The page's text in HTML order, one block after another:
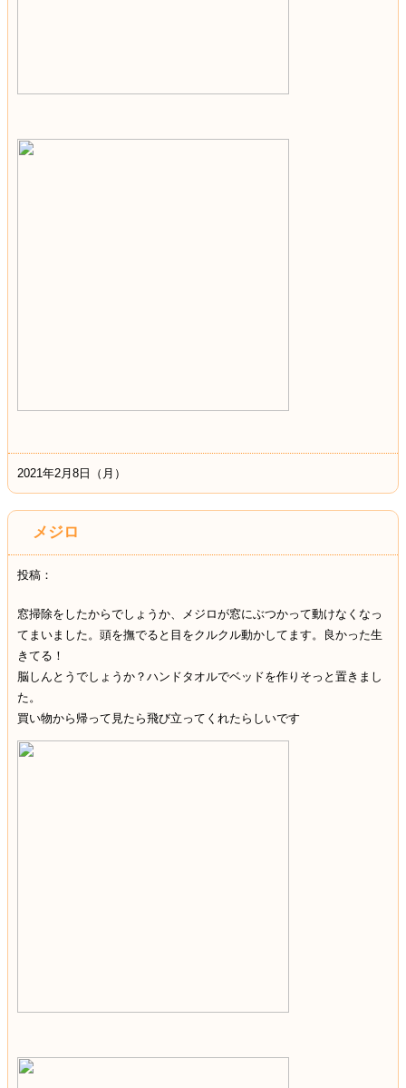
2021年2月8日（月）
メジロ
投稿：
窓掃除をしたからでしょうか、メジロが窓にぶつかって動けなくなっ
てまいました。頭を撫でると目をクルクル動かしてます。良かった生
きてる！
脳しんとうでしょうか？ハンドタオルでベッドを作りそっと置きまし
た。
買い物から帰って見たら飛び立ってくれたらしいです